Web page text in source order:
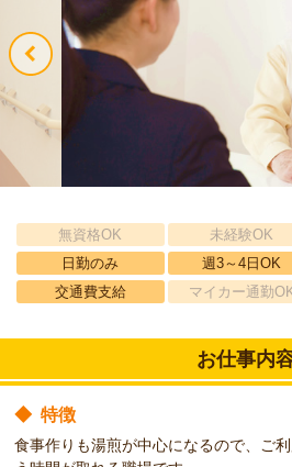
無資格OK 未経験OK
日勤のみ
週3～4日OK
交通費支給
マイカー通勤
お仕事内
◆ 特徴
食事作りも湯煎が中心になるので、ご